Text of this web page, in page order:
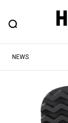
ヒップなフ
#注目のタグ
NEWS